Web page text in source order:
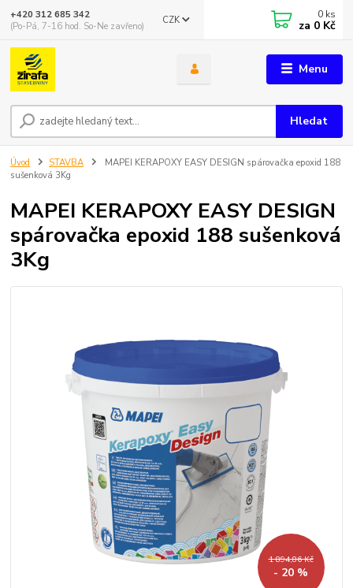
Menu
CZK
Hledat
+420 312 685 342
(Po-Pá, 7-16 hod. So-Ne zavřeno)
0 ks
za 0 Kč
Úvod STAVBA
MAPEI KERAPOXY EASY DESIGN spárovačka epoxid 188
sušenková 3Kg
MAPEI KERAPOXY EASY DESIGN
spárovačka epoxid 188 sušenková
3Kg
1 894,86 Kč
- 20 %